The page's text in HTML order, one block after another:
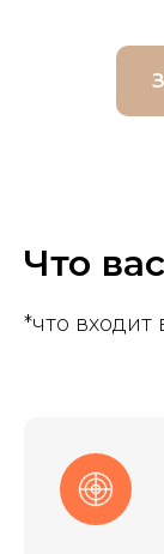
Что
*что входит